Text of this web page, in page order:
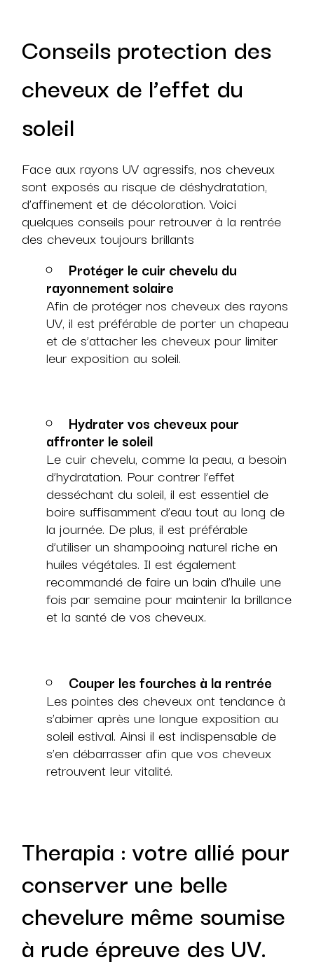
Conseils protection des
cheveux de l’effet du
soleil
Face aux rayons UV agressifs, nos cheveux
sont exposés au risque de déshydratation,
d’affinement et de décoloration. Voici
quelques conseils pour retrouver à la rentrée
des cheveux toujours brillants
Protéger le cuir chevelu du
rayonnement solaire
Afin de protéger nos cheveux des rayons
UV, il est préférable de porter un chapeau
et de s’attacher les cheveux pour limiter
leur exposition au soleil.
Hydrater vos cheveux pour
affronter le soleil
Le cuir chevelu, comme la peau, a besoin
d’hydratation. Pour contrer l’effet
desséchant du soleil, il est essentiel de
boire suffisamment d’eau tout au long de
la journée. De plus, il est préférable
d’utiliser un shampooing naturel riche en
huiles végétales. Il est également
recommandé de faire un bain d’huile une
fois par semaine pour maintenir la brillance
et la santé de vos cheveux.
Couper les fourches à la rentrée
Les pointes des cheveux ont tendance à
s’abimer après une longue exposition au
soleil estival. Ainsi il est indispensable de
s’en débarrasser afin que vos cheveux
retrouvent leur vitalité.
Therapia : votre allié pour
conserver une belle
chevelure même soumise
à rude épreuve des UV.